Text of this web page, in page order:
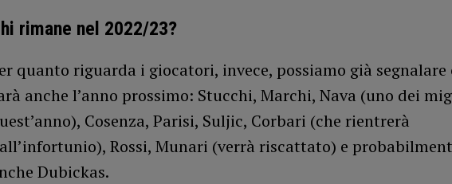
rimane nel 2022/23?
quanto riguarda i giocatori, invece, possiamo già segnalare
anche l’anno prossimo: Stucchi, Marchi, Nava (uno dei
Cosenza, Parisi, Suljic, Corbari (che rientrerà
Rossi, Munari (verrà riscattato) e
Dubickas.